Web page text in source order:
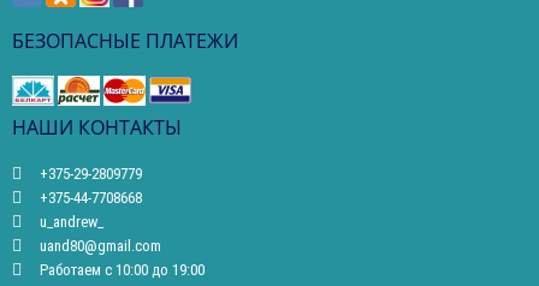
БЕЗОПАСНЫЕ ПЛАТЕЖИ
НАШИ КОНТАКТЫ
+375-29-2809779
+375-44-7708668
u_andrew_
uand80@gmail.com
Работаем с 10:00 до 19:00